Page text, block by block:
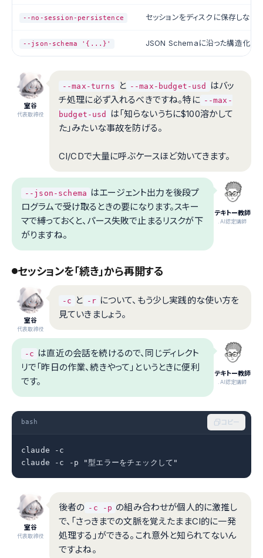
--no-session-persistence セッションをディスクに保存しない
--json-schema '{...}' JSON Schemaに沿った構造化出
室谷
代表取締役
--max-turns と --max-budget-usd
はバッ
チ処理に必ず入れるべきですね。特に --max-
budget-usd
は「知らないうちに$100溶かして
た」みたいな事故を防げる。
CI/CDで大量に呼ぶケースほど効いてきます。
テキトー教師
.AI認定講師
--json-schema はエージェント出力を後段プ
ログラムで受け取るときの要になります。スキー
マで縛っておくと、パース失敗で止まるリスクが下
がりますね。
セッションを「続き」から再開する
室谷
代表取締役
-c と -r について、もう少し実践的な使い方を
見ていきましょう。
テキトー教師
.AI認定講師
-c は直近の会話を続けるので、同じディレクト
リで「昨日の作業、続きやって」というときに便利
です。
bash コピー
claude -c
claude -c -p "型エラーをチェックして"
室谷
代表取締役
後者の -c -p の組み合わせが個人的に激推し
で、「さっきまでの文脈を覚えたままCI的に一発
処理する」ができる。これ意外と知られてないん
ですよね。